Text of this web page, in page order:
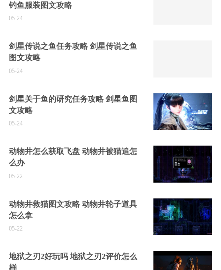
钓鱼服装图文攻略
05-24
剑星传说之鱼任务攻略 剑星传说之鱼
图文攻略
05-24
剑星关于鱼的研究任务攻略 剑星鱼图
文攻略
05-24
动物井怎么获取飞盘 动物井被猫追怎
么办
05-22
动物井救猫图文攻略 动物井轮子道具
怎么拿
05-22
地狱之刃2好玩吗 地狱之刃2评价怎么
样